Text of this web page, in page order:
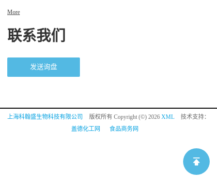
More
联系我们
发送询盘
上海科翰盛生物科技有限公司 版权所有 Copyright (©) 2026 XML
技术支持：
盖德化工网
食品商务网